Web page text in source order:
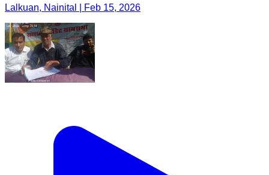
Lalkuan, Nainital | Feb 15, 2026